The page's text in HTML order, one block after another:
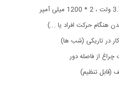
هنگام حرکت افراد یا ...)
در تاریکی (شب ها)
از فاصله دور
(قابل تنظیم)